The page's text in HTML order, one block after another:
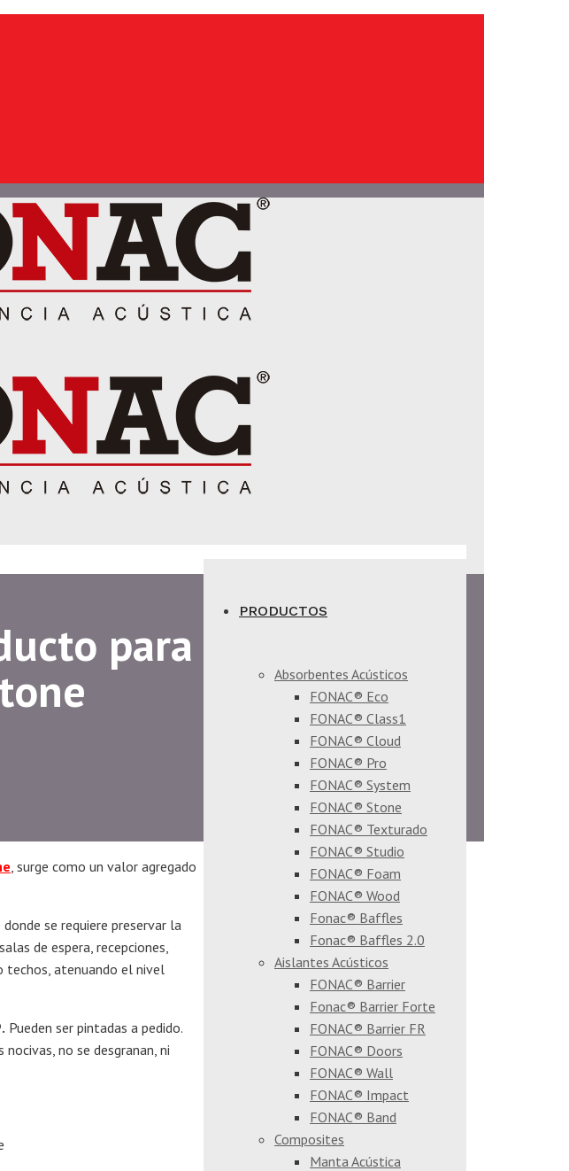
PRODUCTOS
Absorbentes Acústicos
FONAC® Eco
FONAC® Class1
FONAC® Cloud
FONAC® Pro
FONAC® System
FONAC® Stone
FONAC® Texturado
FONAC® Studio
FONAC® Foam
FONAC® Wood
Fonac® Baffles
Fonac® Baffles 2.0
Aislantes Acústicos
FONAC® Barrier
Fonac® Barrier Forte
FONAC® Barrier FR
FONAC® Doors
FONAC® Wall
FONAC® Impact
FONAC® Band
Composites
Manta Acústica
para
, surge como un valor agregado
se requiere preservar la
de espera, recepciones,
techos, atenuando el nivel
Pueden ser pintadas a pedido.
no se desgranan, ni